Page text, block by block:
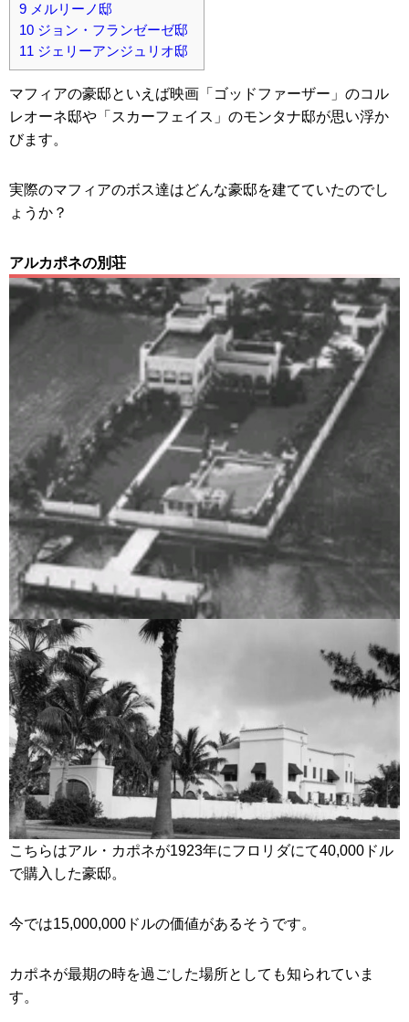
9 メルリーノ邸
10 ジョン・フランゼーゼ邸
11 ジェリーアンジュリオ邸
マフィアの豪邸といえば映画「ゴッドファーザー」のコル
レオーネ邸や「スカーフェイス」のモンタナ邸が思い浮か
びます。
実際のマフィアのボス達はどんな豪邸を建てていたのでし
ょうか？
アルカポネの別荘
こちらはアル・カポネが1923年にフロリダにて40,000ドル
で購入した豪邸。
今では15,000,000ドルの価値があるそうです。
カポネが最期の時を過ごした場所としても知られていま
す。